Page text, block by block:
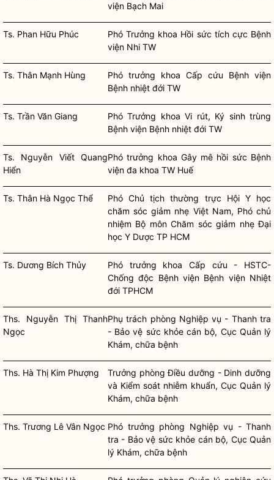
viện Bạch Mai
Ts. Phan Hữu Phúc
Phó Trưởng khoa Hồi sức tích cực Bệnh
viện Nhi TW
Ts. Thân Mạnh Hùng
Phó trưởng khoa Cấp cứu Bệnh viện
Bệnh nhiệt đới TW
Ts. Trần Văn Giang
Phó Trưởng khoa Vi rút, Ký sinh trùng
Bệnh viện Bệnh nhiệt đới TW
Ts. Nguyễn Viết Quang
Hiển
Phó trưởng khoa Gây mê hồi sức Bệnh
viện đa khoa TW Huế
Ts. Thân Hà Ngọc Thể
Phó Chủ tịch thường trực Hội Y học
chăm sóc giảm nhẹ Việt Nam, Phó chủ
nhiệm Bộ môn Chăm sóc giảm nhẹ Đại
học Y Dược TP HCM
Ts. Dương Bích Thủy
Phó trưởng khoa Cấp cứu - HSTC-
Chống độc Bệnh viện Bệnh viện Nhiệt
đới TPHCM
Ths. Nguyễn Thị Thanh
Ngọc
Phụ trách phòng Nghiệp vụ - Thanh tra
- Bảo vệ sức khỏe cán bộ, Cục Quản lý
Khám, chữa bệnh
Ths. Hà Thị Kim Phượng
Trưởng phòng Điều dưỡng - Dinh dưỡng
và Kiểm soát nhiễm khuẩn, Cục Quản lý
Khám, chữa bệnh
Ths. Trương Lê Vân Ngọc Phó trưởng phòng Nghiệp vụ - Thanh
tra - Bảo vệ sức khỏe cán bộ, Cục Quản
lý Khám, chữa bệnh